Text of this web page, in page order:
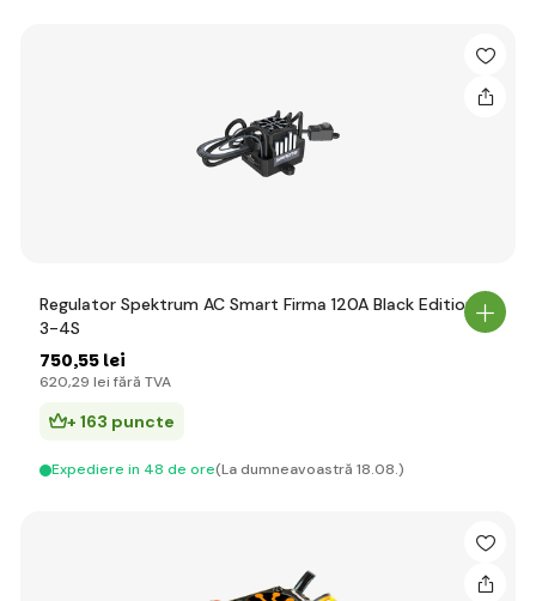
Regulator Spektrum AC Smart Firma 120A Black Edition
3-4S
750,55 lei
620,29 lei fără TVA
+ 163 puncte
Expediere in 48 de ore(La dumneavoastră 18.08.)